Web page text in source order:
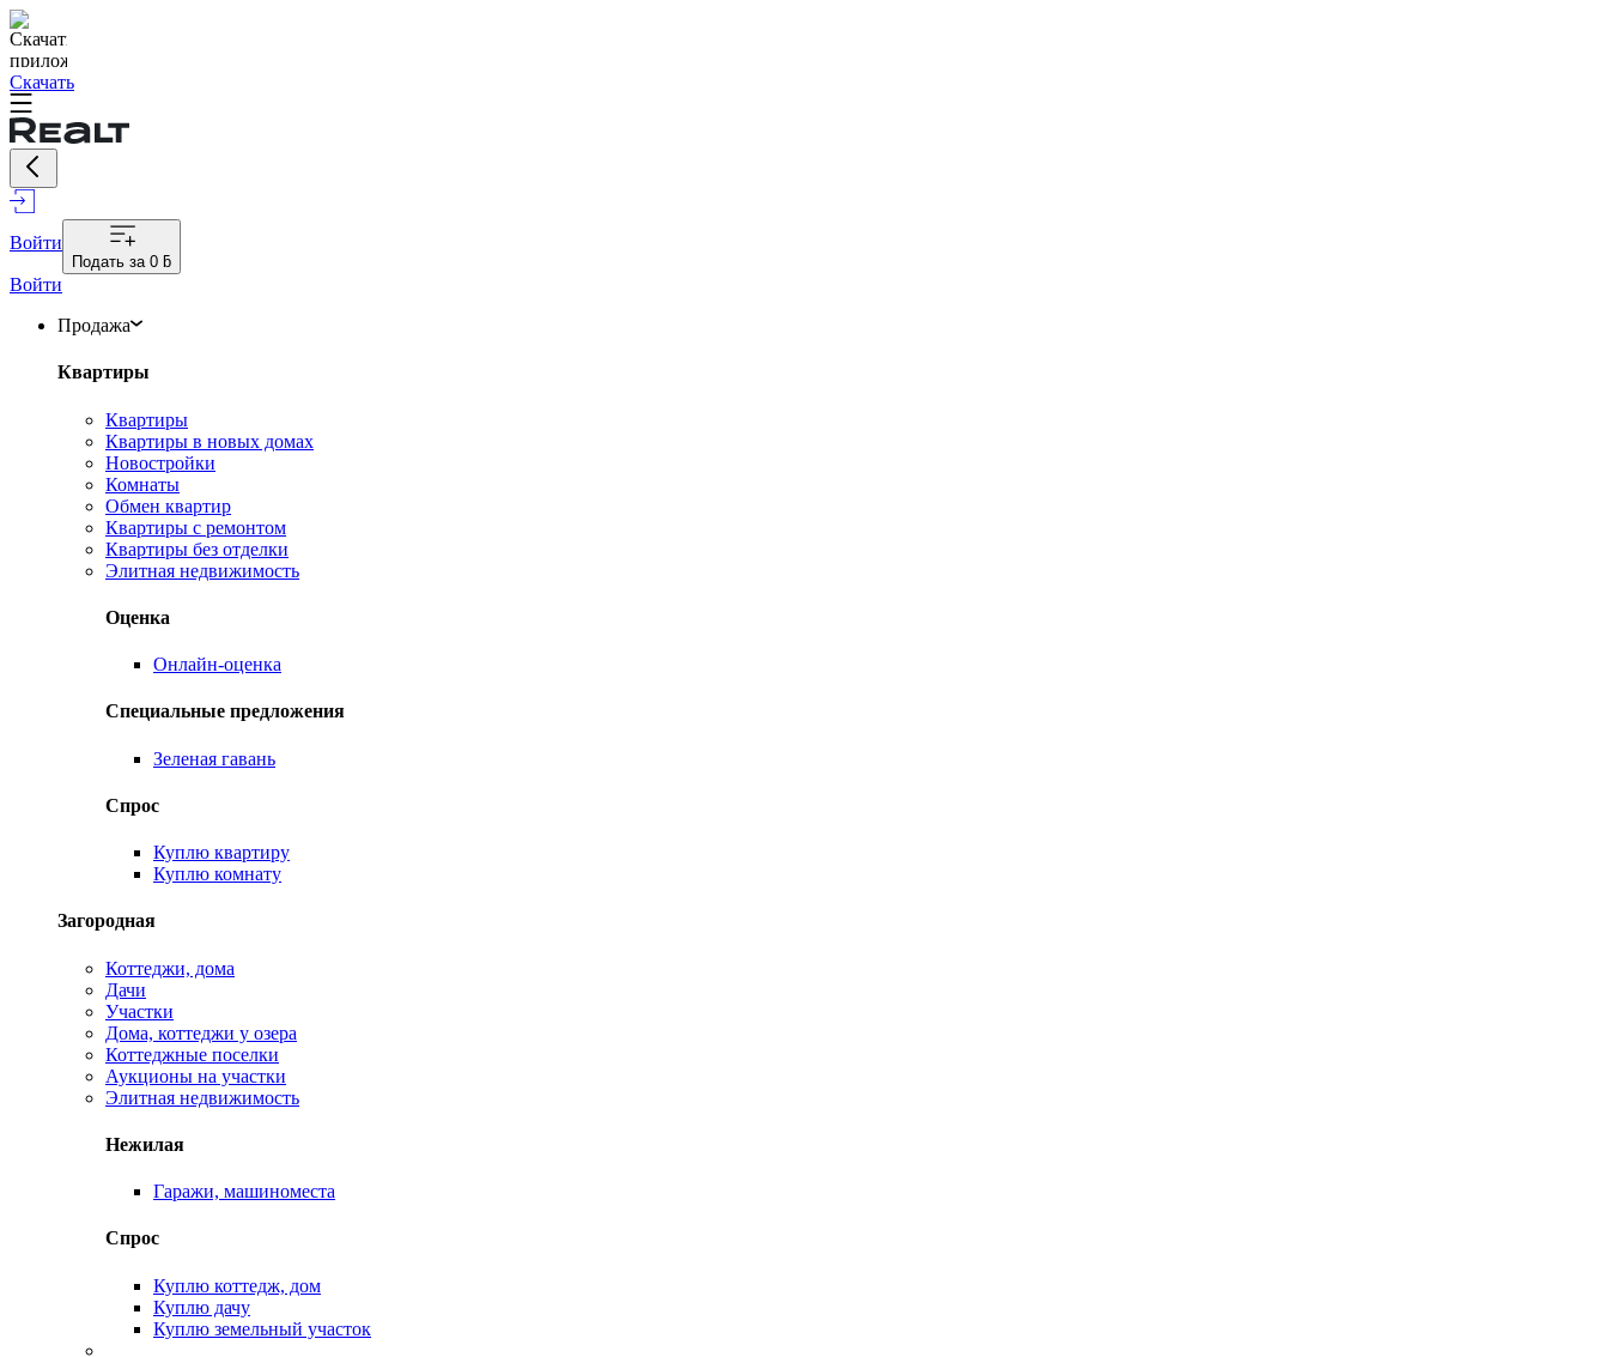
Скачать
Войти
Подать за 0 ƃ
Войти
Продажа
Квартиры
Квартиры
Квартиры в новых домах
Новостройки
Комнаты
Обмен квартир
Квартиры с ремонтом
Квартиры без отделки
Элитная недвижимость
Оценка
Онлайн-оценка
Специальные предложения
Зеленая гавань
Спрос
Куплю квартиру
Куплю комнату
Загородная
Коттеджи, дома
Дачи
Участки
Дома, коттеджи у озера
Коттеджные поселки
Аукционы на участки
Элитная недвижимость
Нежилая
Гаражи, машиноместа
Спрос
Куплю коттедж, дом
Куплю дачу
Куплю земельный участок